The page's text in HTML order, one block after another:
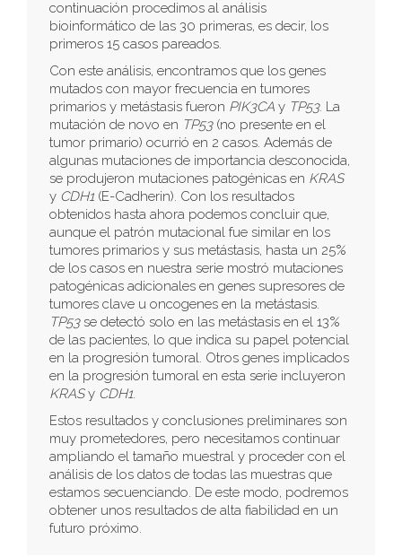
continuación procedimos al análisis
bioinformático de las 30 primeras, es decir, los
primeros 15 casos pareados.
Con este análisis, encontramos que los genes
mutados con mayor frecuencia en tumores
primarios y metástasis fueron PIK3CA y TP53. La
mutación de novo en TP53(no presente en el
tumor primario) ocurrió en 2 casos. Además de
algunas mutaciones de importancia desconocida,
se produjeron mutaciones patogénicas en KRAS
y CDH1 (E-Cadherin). Con los resultados
obtenidos hasta ahora podemos concluir que,
aunque el patrón mutacional fue similar en los
tumores primarios y sus metástasis, hasta un 25%
de los casos en nuestra serie mostró mutaciones
patogénicas adicionales en genes supresores de
tumores clave u oncogenes en la metástasis.
TP53se detectó solo en las metástasis en el 13%
de las pacientes, lo que indica su papel potencial
en la progresión tumoral. Otros genes implicados
en la progresión tumoral en esta serie incluyeron
KRASy CDH1.
Estos resultados y conclusiones preliminares son
muy prometedores, pero necesitamos continuar
ampliando el tamaño muestral y proceder con el
análisis de los datos de todas las muestras que
estamos secuenciando. De este modo, podremos
obtener unos resultados de alta fiabilidad en un
futuro próximo.